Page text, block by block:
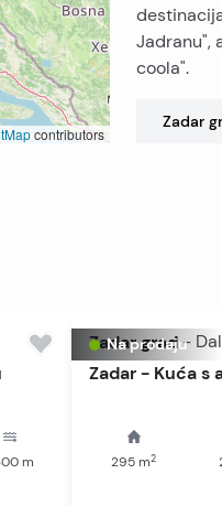
contributors
Jadranu",
coola".
Zadar
m
Na prodaju
Zadar grad -
Zadar - Kuća s
295 m2